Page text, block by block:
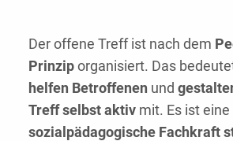
Der offene Treff ist nach dem
Prinziporganisiert. Das
helfen Betroffenen und
Treff selbst aktiv mit. Es ist eine
sozialpädagogische Fachkraft